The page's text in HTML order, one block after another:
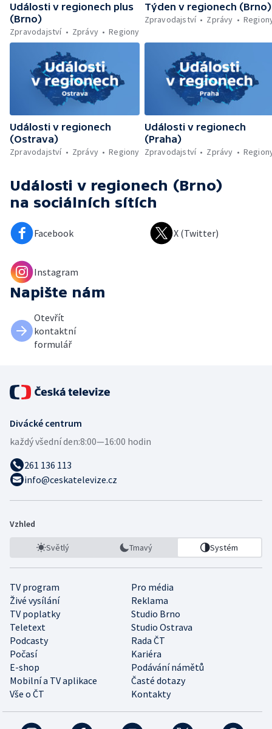
Události v regionech plus
(Brno)
Zpravodajství
Zprávy Regiony
Týden v regionech (Brno)
Zpravodajství
Zprávy
Události v regionech
(Ostrava)
Zpravodajství
Zprávy Regiony
Události v regionech
(Praha)
Zpravodajství
Zprávy
Události v regionech (Brno)
na sociálních sítích
Facebook X (Twitter)
Instagram
Napište nám
Otevřít
kontaktní
formulář
Divácké centrum
každý všední den:8:00—16:00 hodin
261 136 113
info@ceskatelevize.cz
Vzhled
Světlý Tmavý Systém
TV program
Pro média
Živé vysílání
Reklama
TV poplatky
Studio Brno
Teletext
Studio Ostrava
Podcasty
Rada ČT
Počasí
Kariéra
E-shop
Podávání námětů
Mobilní a TV aplikace
Časté dotazy
Vše o ČT
Kontakty